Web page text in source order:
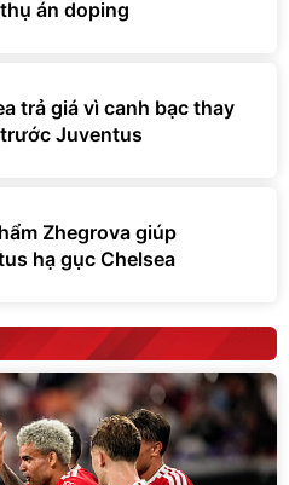
án doping
trả giá vì canh bạc thay
Juventus
Zhegrova giúp
hạ gục Chelsea